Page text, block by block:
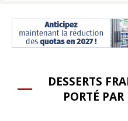
DESSERTS
PORTÉ